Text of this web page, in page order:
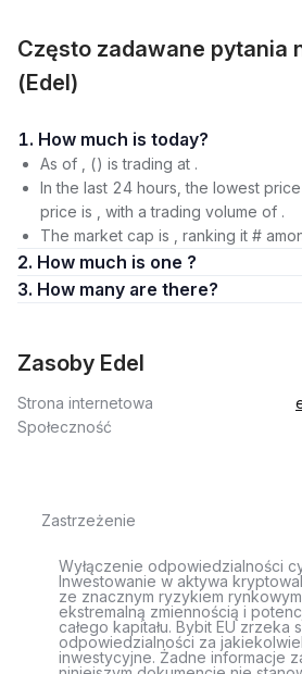
Często zadawane pytania
(Edel)
1. How much is today?
As of , () is trading at .
In the last 24 hours, the lowest
price is , with a trading volume of .
The market cap is , ranking it #
2. How much is one ?
3. How many are there?
Zasoby Edel
Strona internetowa
Społeczność
Zastrzeżenie
Wyłączenie odpowiedzialności
Inwestowanie w aktywa
ze znacznym ryzykiem
ekstremalną zmiennością i
całego kapitału. Bybit EU zrzeka
odpowiedzialności za
inwestycyjne. Żadne informacje